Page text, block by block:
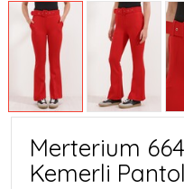
Merterium
Kemerli